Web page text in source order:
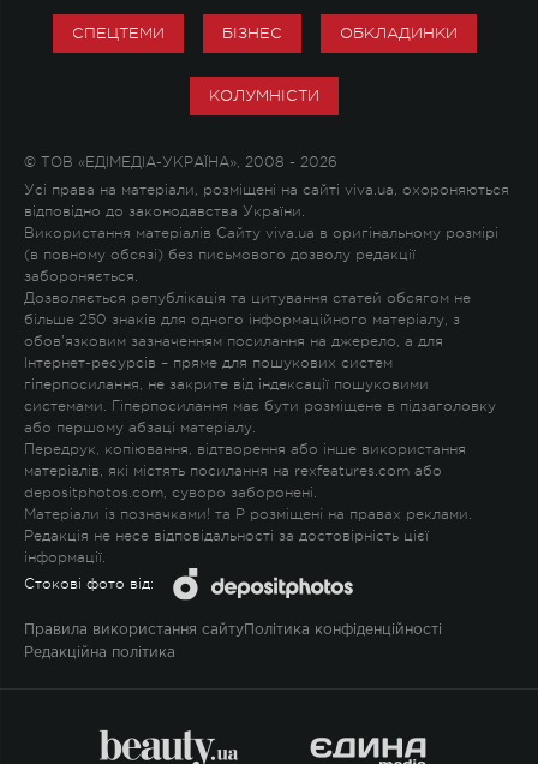
СПЕЦТЕМИ БІЗНЕС ОБКЛАДИНКИ
КОЛУМНІСТИ
© ТОВ «ЕДІМЕДІА-УКРАЇНА», 2008 - 2026
Усі права на матеріали, розміщені на сайті viva.ua, охороняються
відповідно до законодавства України.
Використання матеріалів Сайту viva.ua в оригінальному розмірі
(в повному обсязі) без письмового дозволу редакції
забороняється.
Дозволяється републікація та цитування статей обсягом не
більше 250 знаків для одного інформаційного матеріалу, з
обов'язковим зазначенням посилання на джерело, а для
Інтернет-ресурсів – пряме для пошукових систем
гіперпосилання, не закрите від індексації пошуковими
системами. Гіперпосилання має бути розміщене в підзаголовку
або першому абзаці матеріалу.
Передрук, копіювання, відтворення або інше використання
матеріалів, які містять посилання на rexfeatures.com або
depositphotos.com, суворо заборонені.
Матеріали із позначками! та P розміщені на правах реклами.
Редакція не несе відповідальності за достовірність цієї
інформації.
Стокові фото від:
Правила використання сайту Політика конфіденційності
Редакційна політика